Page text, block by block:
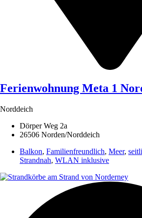
Ferienwohnung Meta 1
Norddeich
Dörper Weg 2a
26506 Norden/Norddeich
Balkon, Familienfreundlich, Meer,
Strandnah, WLAN inklusive